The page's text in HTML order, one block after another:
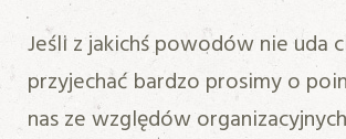
Jeśli z jakichś powodów nie uda
przyjechać bardzo prosimy o
nas ze względów